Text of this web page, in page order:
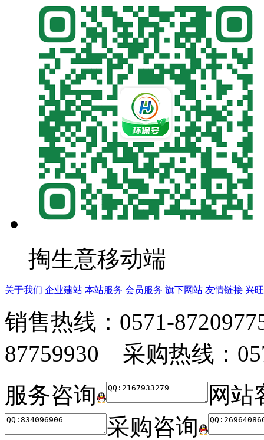
掏生意移动端
关于我们 企业建站 本站服务 会员服务 旗下网站 友情链接 兴
销售热线：0571-
87759930 采购热线：
服务咨询
网站
采购咨询